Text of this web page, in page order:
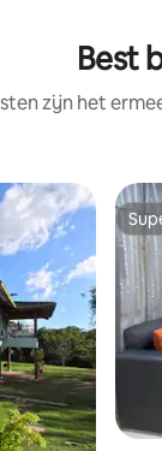
Best
zijn het